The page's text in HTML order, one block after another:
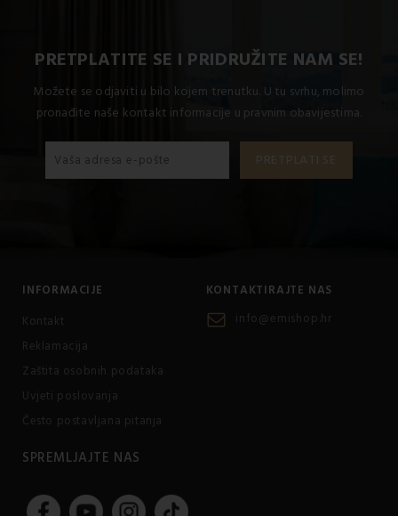
PRETPLATITE SE I PRIDRUŽITE NAM SE!
Možete se odjaviti u bilo kojem trenutku. U tu svrhu, molimo
pronađite naše kontakt informacije u pravnim obavijestima.
INFORMACIJE
Kontakt
Reklamacija
Zaštita osobnih podataka
Uvjeti poslovanja
Često postavljana pitanja
KONTAKTIRAJTE NAS
info@emishop.hr
SPREMLJAJTE NAS